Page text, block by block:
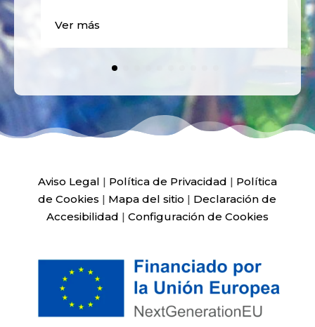
Ver más
Aviso Legal | Política de Privacidad | Política
de Cookies | Mapa del sitio | Declaración de
Accesibilidad | Configuración de Cookies